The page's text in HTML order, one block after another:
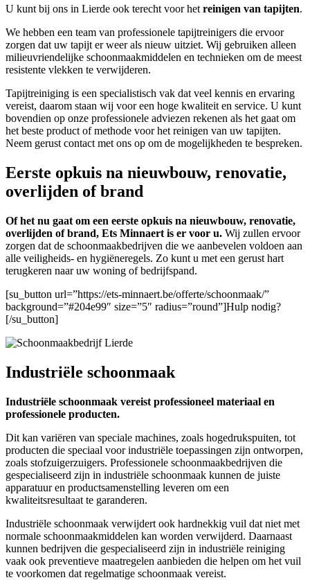
U kunt bij ons in Lierde ook terecht voor het reinigen van tapijten.
We hebben een team van professionele tapijtreinigers die ervoor
zorgen dat uw tapijt er weer als nieuw uitziet. Wij gebruiken alleen
milieuvriendelijke schoonmaakmiddelen en technieken om de meest
resistente vlekken te verwijderen.
Tapijtreiniging is een specialistisch vak dat veel kennis en ervaring
vereist, daarom staan wij voor een hoge kwaliteit en service. U kunt
bovendien op onze professionele adviezen rekenen als het gaat om
het beste product of methode voor het reinigen van uw tapijten.
Neem gerust contact met ons op om de mogelijkheden te bespreken.
Eerste opkuis na nieuwbouw, renovatie,
overlijden of brand
Of het nu gaat om een eerste opkuis na nieuwbouw, renovatie,
overlijden of brand, Ets Minnaert is er voor u. Wij zullen ervoor
zorgen dat de schoonmaakbedrijven die we aanbevelen voldoen aan
alle veiligheids- en hygiëneregels. Zo kunt u met een gerust hart
terugkeren naar uw woning of bedrijfspand.
[su_button url=”https://ets-minnaert.be/offerte/schoonmaak/”
background=”#204e99″ size=”5″ radius=”round”]Hulp nodig?
[/su_button]
Industriële schoonmaak
Industriële schoonmaak vereist professioneel materiaal en
professionele producten.
Dit kan variëren van speciale machines, zoals hogedrukspuiten, tot
producten die speciaal voor industriële toepassingen zijn ontworpen,
zoals stofzuigerzuigers. Professionele schoonmaakbedrijven die
gespecialiseerd zijn in industriële schoonmaak kunnen de juiste
apparatuur en productsamenstelling leveren om een ​​
kwaliteitsresultaat te garanderen.
Industriële schoonmaak verwijdert ook hardnekkig vuil dat niet met
normale schoonmaakmiddelen kan worden verwijderd. Daarnaast
kunnen bedrijven die gespecialiseerd zijn in industriële reiniging
vaak ook preventieve maatregelen aanbieden die helpen om het vuil
te voorkomen dat regelmatige schoonmaak vereist.